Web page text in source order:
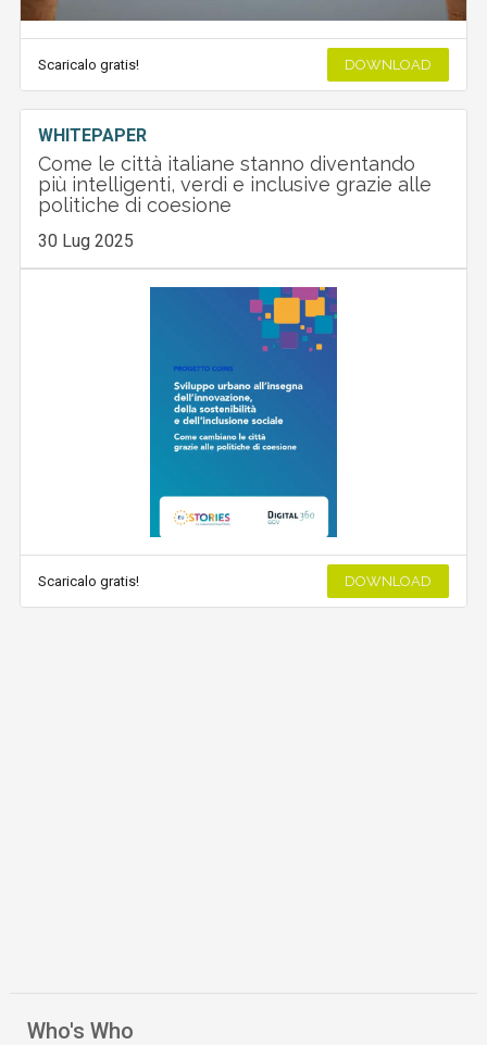
Scaricalo gratis! DOWNLOAD
WHITEPAPER
Come le città italiane stanno diventando
più intelligenti, verdi e inclusive grazie alle
politiche di coesione
30 Lug 2025
Scaricalo gratis! DOWNLOAD
Who's Who